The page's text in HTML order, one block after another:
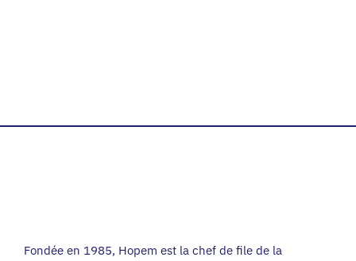
Fondée en 1985, Hopem est la chef de file de la